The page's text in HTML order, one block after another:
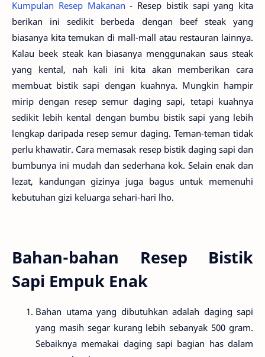
Kumpulan Resep Makanan - Resep bistik sapi yang kita
berikan ini sedikit berbeda dengan beef steak yang
biasanya kita temukan di mall-mall atau restauran lainnya.
Kalau beek steak kan biasanya menggunakan saus steak
yang kental, nah kali ini kita akan memberikan cara
membuat bistik sapi dengan kuahnya. Mungkin hampir
mirip dengan resep semur daging sapi, tetapi kuahnya
sedikit lebih kental dengan bumbu bistik sapi yang lebih
lengkap daripada resep semur daging. Teman-teman tidak
perlu khawatir. Cara memasak resep bistik daging sapi dan
bumbunya ini mudah dan sederhana kok. Selain enak dan
lezat, kandungan gizinya juga bagus untuk memenuhi
kebutuhan gizi keluarga sehari-hari lho.
Bahan-bahan Resep Bistik
Sapi Empuk Enak
Bahan utama yang dibutuhkan adalah daging sapi
yang masih segar kurang lebih sebanyak 500 gram.
Sebaiknya memakai daging sapi bagian has dalam